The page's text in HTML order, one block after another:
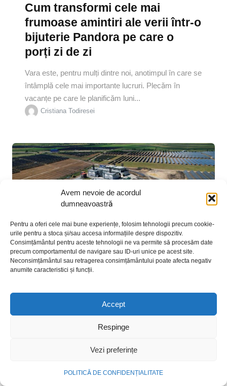
Avem nevoie de acordul
dumneavoastră
Pentru a oferi cele mai bune experiențe, folosim tehnologii precum cookie-
urile pentru a stoca și/sau accesa informațiile despre dispozitiv.
Consimțământul pentru aceste tehnologii ne va permite să procesăm date
precum comportamentul de navigare sau ID-uri unice pe acest site.
Neconsimțământul sau retragerea consimțământului poate afecta negativ
anumite caracteristici și funcții.
Accept
Respinge
Vezi preferințe
POLITICĂ DE CONFIDENȚIALITATE
Cum transformi cele mai
frumoase amintiri ale verii într-o
bijuterie Pandora pe care o
porți zi de zi
Vara este, pentru mulți dintre noi, anotimpul în care se
întâmplă cele mai importante lucruri. Plecăm în
vacanțe pe care le planificăm luni...
Cristiana Todiresei
miliard de euro și o nouă
promisiune de brand: „Energie
După aproape 20 de ani în care a investit în